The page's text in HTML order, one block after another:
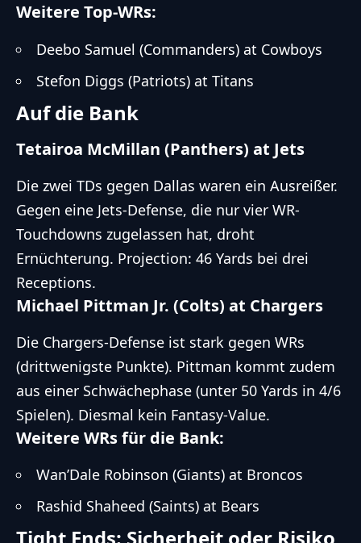
Weitere Top-WRs:
Deebo Samuel (Commanders) at Cowboys
Stefon Diggs (Patriots) at Titans
Auf die Bank
Tetairoa McMillan (Panthers) at Jets
Die zwei TDs gegen Dallas waren ein Ausreißer.
Gegen eine Jets-Defense, die nur vier WR-
Touchdowns zugelassen hat, droht
Ernüchterung. Projection: 46 Yards bei drei
Receptions.
Michael Pittman Jr. (Colts) at Chargers
Die Chargers-Defense ist stark gegen WRs
(drittwenigste Punkte). Pittman kommt zudem
aus einer Schwächephase (unter 50 Yards in 4/6
Spielen). Diesmal kein Fantasy-Value.
Weitere WRs für die Bank:
Wan’Dale Robinson (Giants) at Broncos
Rashid Shaheed (Saints) at Bears